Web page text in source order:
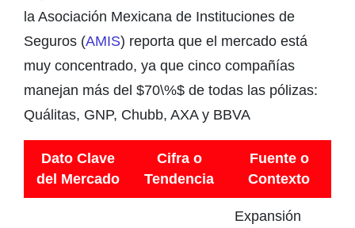
la Asociación Mexicana de Instituciones de
Seguros (AMIS) reporta que el mercado está
muy concentrado, ya que cinco compañías
manejan más del $70\%$ de todas las pólizas:
Quálitas, GNP, Chubb, AXA y BBVA
Dato Clave
del Mercado
Cifra o
Tendencia
Fuente o
Contexto
Expansión